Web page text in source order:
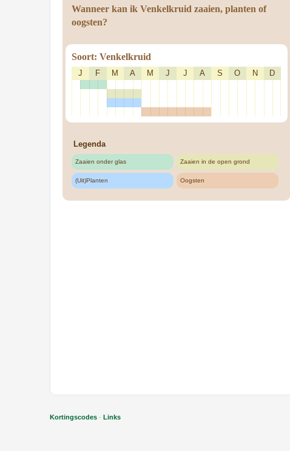
Wanneer kan ik Venkelkruid zaaien, planten of
oogsten?
Soort: Venkelkruid
J F M A M J J A S O N D
Legenda
Zaaien onder glas Zaaien in de open grond
(Uit)Planten Oogsten
Kortingscodes - Links